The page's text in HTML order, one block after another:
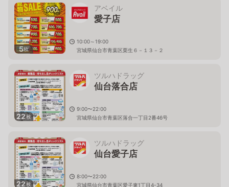
5枚
アベイル
愛子店
10:00～19:00
宮城県仙台市青葉区栗生６－１３－２
22枚
ツルハドラッグ
仙台落合店
9:00〜22:00
宮城県仙台市青葉区落合一丁目2番46号
22枚
ツルハドラッグ
仙台愛子店
8:00〜22:00
宮城県仙台市青葉区愛子東1丁目4-34